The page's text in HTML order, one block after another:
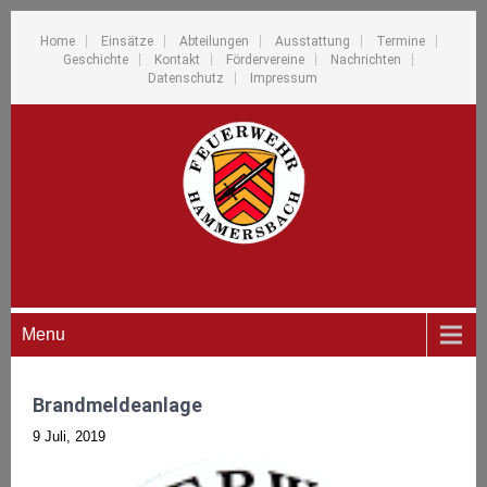
Home Einsätze Abteilungen Ausstattung
Termine
Geschichte
Kontakt Fördervereine
Nachrichten
Datenschutz
Impressum
Menu
Brandmeldeanlage
9 Juli, 2019